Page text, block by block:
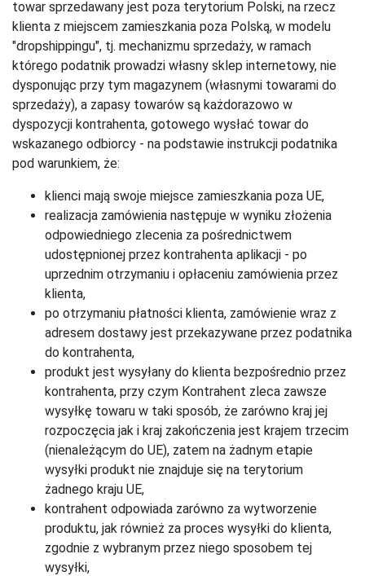
towar sprzedawany jest poza terytorium Polski, na rzecz
klienta z miejscem zamieszkania poza Polską, w modelu
"dropshippingu", tj. mechanizmu sprzedaży, w ramach
którego podatnik prowadzi własny sklep internetowy, nie
dysponując przy tym magazynem (własnymi towarami do
sprzedaży), a zapasy towarów są każdorazowo w
dyspozycji kontrahenta, gotowego wysłać towar do
wskazanego odbiorcy - na podstawie instrukcji podatnika
pod warunkiem, że:
klienci mają swoje miejsce zamieszkania poza UE,
realizacja zamówienia następuje w wyniku złożenia
odpowiedniego zlecenia za pośrednictwem
udostępnionej przez kontrahenta aplikacji - po
uprzednim otrzymaniu i opłaceniu zamówienia przez
klienta,
po otrzymaniu płatności klienta, zamówienie wraz z
adresem dostawy jest przekazywane przez podatnika
do kontrahenta,
produkt jest wysyłany do klienta bezpośrednio przez
kontrahenta, przy czym Kontrahent zleca zawsze
wysyłkę towaru w taki sposób, że zarówno kraj jej
rozpoczęcia jak i kraj zakończenia jest krajem trzecim
(nienależącym do UE), zatem na żadnym etapie
wysyłki produkt nie znajduje się na terytorium
żadnego kraju UE,
kontrahent odpowiada zarówno za wytworzenie
produktu, jak również za proces wysyłki do klienta,
zgodnie z wybranym przez niego sposobem tej
wysyłki,